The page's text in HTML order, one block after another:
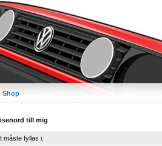
Shop
till mig
måste fyllas i.